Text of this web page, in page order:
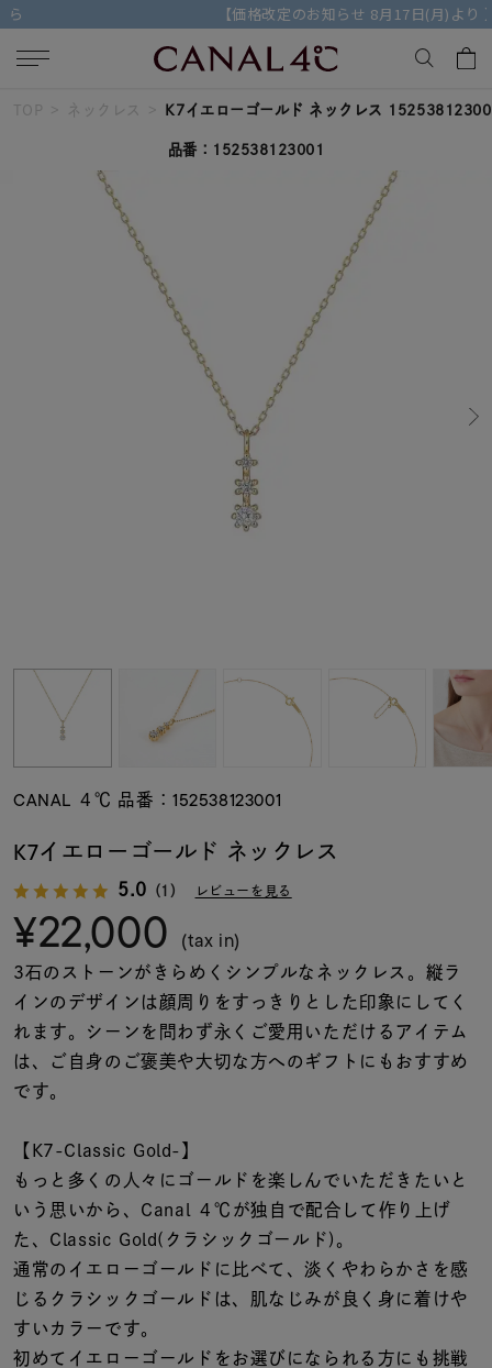
【価格改定のお知らせ 8月17日(月)より 】
キーワードで検索する
人気検索キーワード
#eギフト #ハーフエタニティリング
#メンズ ネックレス
誕生石
ファッションテイス
ト
着用シーン
コレクション
リングサイズ
メンズ
リングサイズ
価格
TOP ネックレス K7イエローゴールド ネックレス
品番：152538123001
CANAL ４℃ 品番：152538123001
K7イエローゴールド ネックレス
5.0 （1） レビューを見る
¥22,000 (tax in)
3石のストーンがきらめくシンプルなネックレス。縦ラ
インのデザインは顔周りをすっきりとした印象にしてく
れます。シーンを問わず永くご愛用いただけるアイテム
は、ご自身のご褒美や大切な方へのギフトにもおすすめ
です。
【K7-Classic Gold-】
もっと多くの人々にゴールドを楽しんでいただきたいと
いう思いから、Canal ４℃が独自で配合して作り上げ
た、Classic Gold(クラシックゴールド)。
通常のイエローゴールドに比べて、淡くやわらかさを感
じるクラシックゴールドは、肌なじみが良く身に着けや
すいカラーです。
初めてイエローゴールドをお選びになられる方にも挑戦